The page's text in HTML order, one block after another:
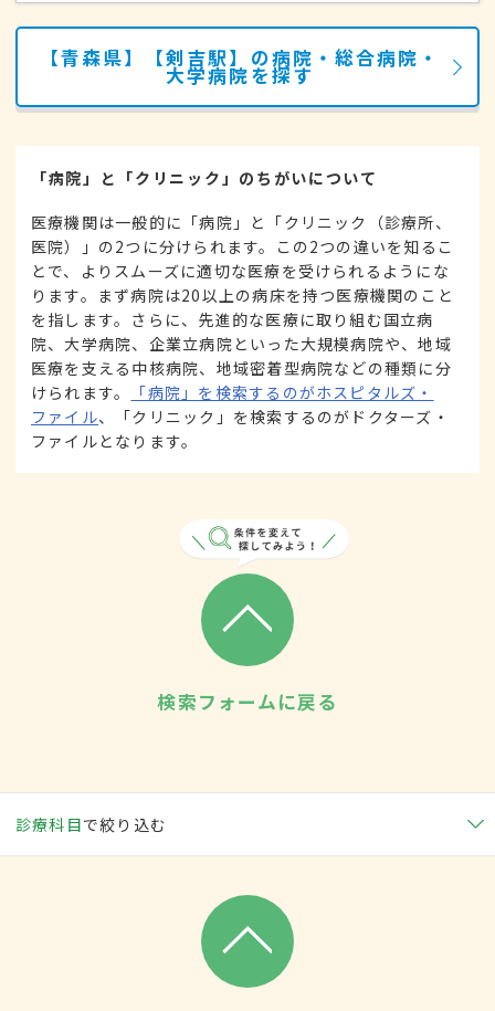
【青森県】【剣吉駅】の病院・総合病院・
大学病院を探す
「病院」と「クリニック」のちがいについて
医療機関は一般的に「病院」と「クリニック（診療所、
医院）」の2つに分けられます。この2つの違いを知るこ
とで、よりスムーズに適切な医療を受けられるようにな
ります。まず病院は20以上の病床を持つ医療機関のこと
を指します。さらに、先進的な医療に取り組む国立病
院、大学病院、企業立病院といった大規模病院や、地域
医療を支える中核病院、地域密着型病院などの種類に分
けられます。
「病院」を検索するのがホスピタルズ・
ファイル、「クリニック」を検索するのがドクターズ・
ファイルとなります。
検索フォームに戻る
診療科目で絞り込む